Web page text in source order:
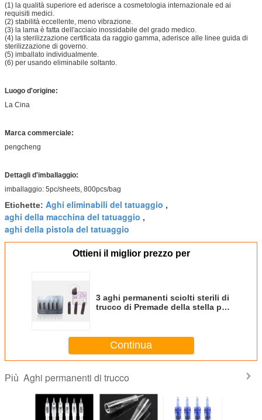
(1) la qualità superiore ed aderisce a cosmetologia internazionale ed ai
requisiti medici.
(2) stabilità eccellente, meno vibrazione.
(3) la lama è fatta dell'acciaio inossidabile del grado medico.
(4) la sterilizzazione certificata da raggio gamma, aderisce alle linee guida di
sterilizzazione di governo.
(5) imballato individualmente.
(6) per usando eliminabile soltanto.
Luogo d'origine:
La Cina
Marca commerciale:
pengcheng
Dettagli d'imballaggio:
imballaggio: 5pc/sheets, 800pcs/bag
Etichette: Aghi eliminabili del tatuaggio ,
aghi della macchina del tatuaggio ,
aghi della pistola del tatuaggio
Ottieni il miglior prezzo per
3 aghi permanenti sciolti sterili di
trucco di Premade della stella per
Continua
Più Aghi permanenti di trucco